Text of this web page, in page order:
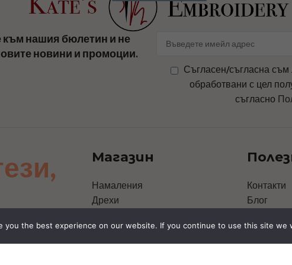
нашия бюлетин и не
новини и промоции.
Съгласен/съгласна
обработвани с цел
съгласно
Магазин
Намаления
Дрехи
Аксесоари
Шапки
Контакти
Блог
Политика
Политика
you the best experience on our website. If you continue to use this site we